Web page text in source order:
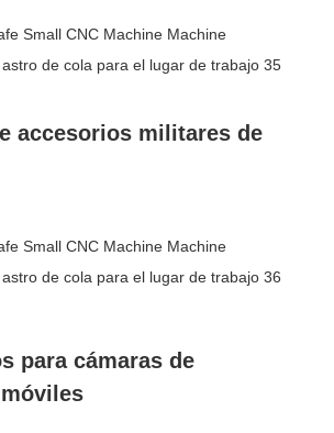
accesorios militares de
para cámaras de